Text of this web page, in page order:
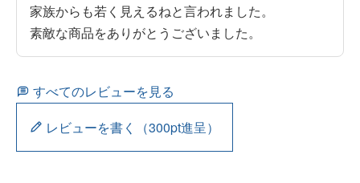
家族からも若く見えるねと言われました。
素敵な商品をありがとうございました。
すべてのレビューを見る
レビューを書く（300pt進呈）